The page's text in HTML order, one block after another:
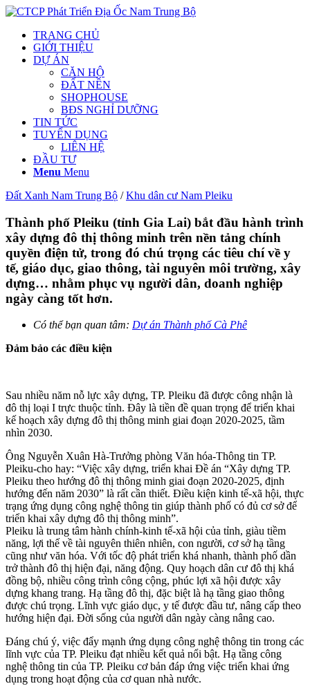
TRANG CHỦ
GIỚI THIỆU
DỰ ÁN
CĂN HỘ
ĐẤT NỀN
SHOPHOUSE
BĐS NGHỈ DƯỠNG
TIN TỨC
TUYỂN DỤNG
LIÊN HỆ
ĐẦU TƯ
Menu Menu
Đất Xanh Nam Trung Bộ /Khu dân cư Nam Pleiku
Thành phố Pleiku (tỉnh Gia Lai) bắt đầu hành trình
xây dựng đô thị thông minh trên nền tảng chính
quyền điện tử, trong đó chú trọng các tiêu chí về y
tế, giáo dục, giao thông, tài nguyên môi trường, xây
dựng… nhằm phục vụ người dân, doanh nghiệp
ngày càng tốt hơn.
Có thể bạn quan tâm: Dự án Thành phố Cà Phê
Đảm bảo các điều kiện
Sau nhiều năm nỗ lực xây dựng, TP. Pleiku đã được công nhận là
đô thị loại I trực thuộc tỉnh. Đây là tiền đề quan trọng để triển khai
kế hoạch xây dựng đô thị thông minh giai đoạn 2020-2025, tầm
nhìn 2030.
Ông Nguyễn Xuân Hà-Trưởng phòng Văn hóa-Thông tin TP.
Pleiku-cho hay: “Việc xây dựng, triển khai Đề án “Xây dựng TP.
Pleiku theo hướng đô thị thông minh giai đoạn 2020-2025, định
hướng đến năm 2030” là rất cần thiết. Điều kiện kinh tế-xã hội, thực
trạng ứng dụng công nghệ thông tin giúp thành phố có đủ cơ sở để
triển khai xây dựng đô thị thông minh”.
Pleiku là trung tâm hành chính-kinh tế-xã hội của tỉnh, giàu tiềm
năng, lợi thế về tài nguyên thiên nhiên, con người, cơ sở hạ tầng
cũng như văn hóa. Với tốc độ phát triển khá nhanh, thành phố dần
trở thành đô thị hiện đại, năng động. Quy hoạch dân cư đô thị khá
đồng bộ, nhiều công trình công cộng, phúc lợi xã hội được xây
dựng khang trang. Hạ tầng đô thị, đặc biệt là hạ tầng giao thông
được chú trọng. Lĩnh vực giáo dục, y tế được đầu tư, nâng cấp theo
hướng hiện đại. Đời sống của người dân ngày càng nâng cao.
Đáng chú ý, việc đẩy mạnh ứng dụng công nghệ thông tin trong các
lĩnh vực của TP. Pleiku đạt nhiều kết quả nổi bật. Hạ tầng công
nghệ thông tin của TP. Pleiku cơ bản đáp ứng việc triển khai ứng
dụng trong hoạt động của cơ quan nhà nước.